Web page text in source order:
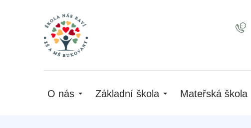
O nás Základní škola Mateřská škola